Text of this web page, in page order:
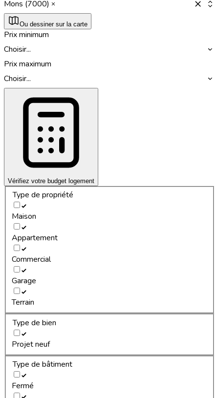
Mons (7000)
Ou dessiner sur la carte
Prix minimum
Choisir...
Prix maximum
Choisir...
Vérifiez votre budget logement
Type de propriété
Maison
Appartement
Commercial
Garage
Terrain
Type de bien
Projet neuf
Type de bâtiment
Fermé